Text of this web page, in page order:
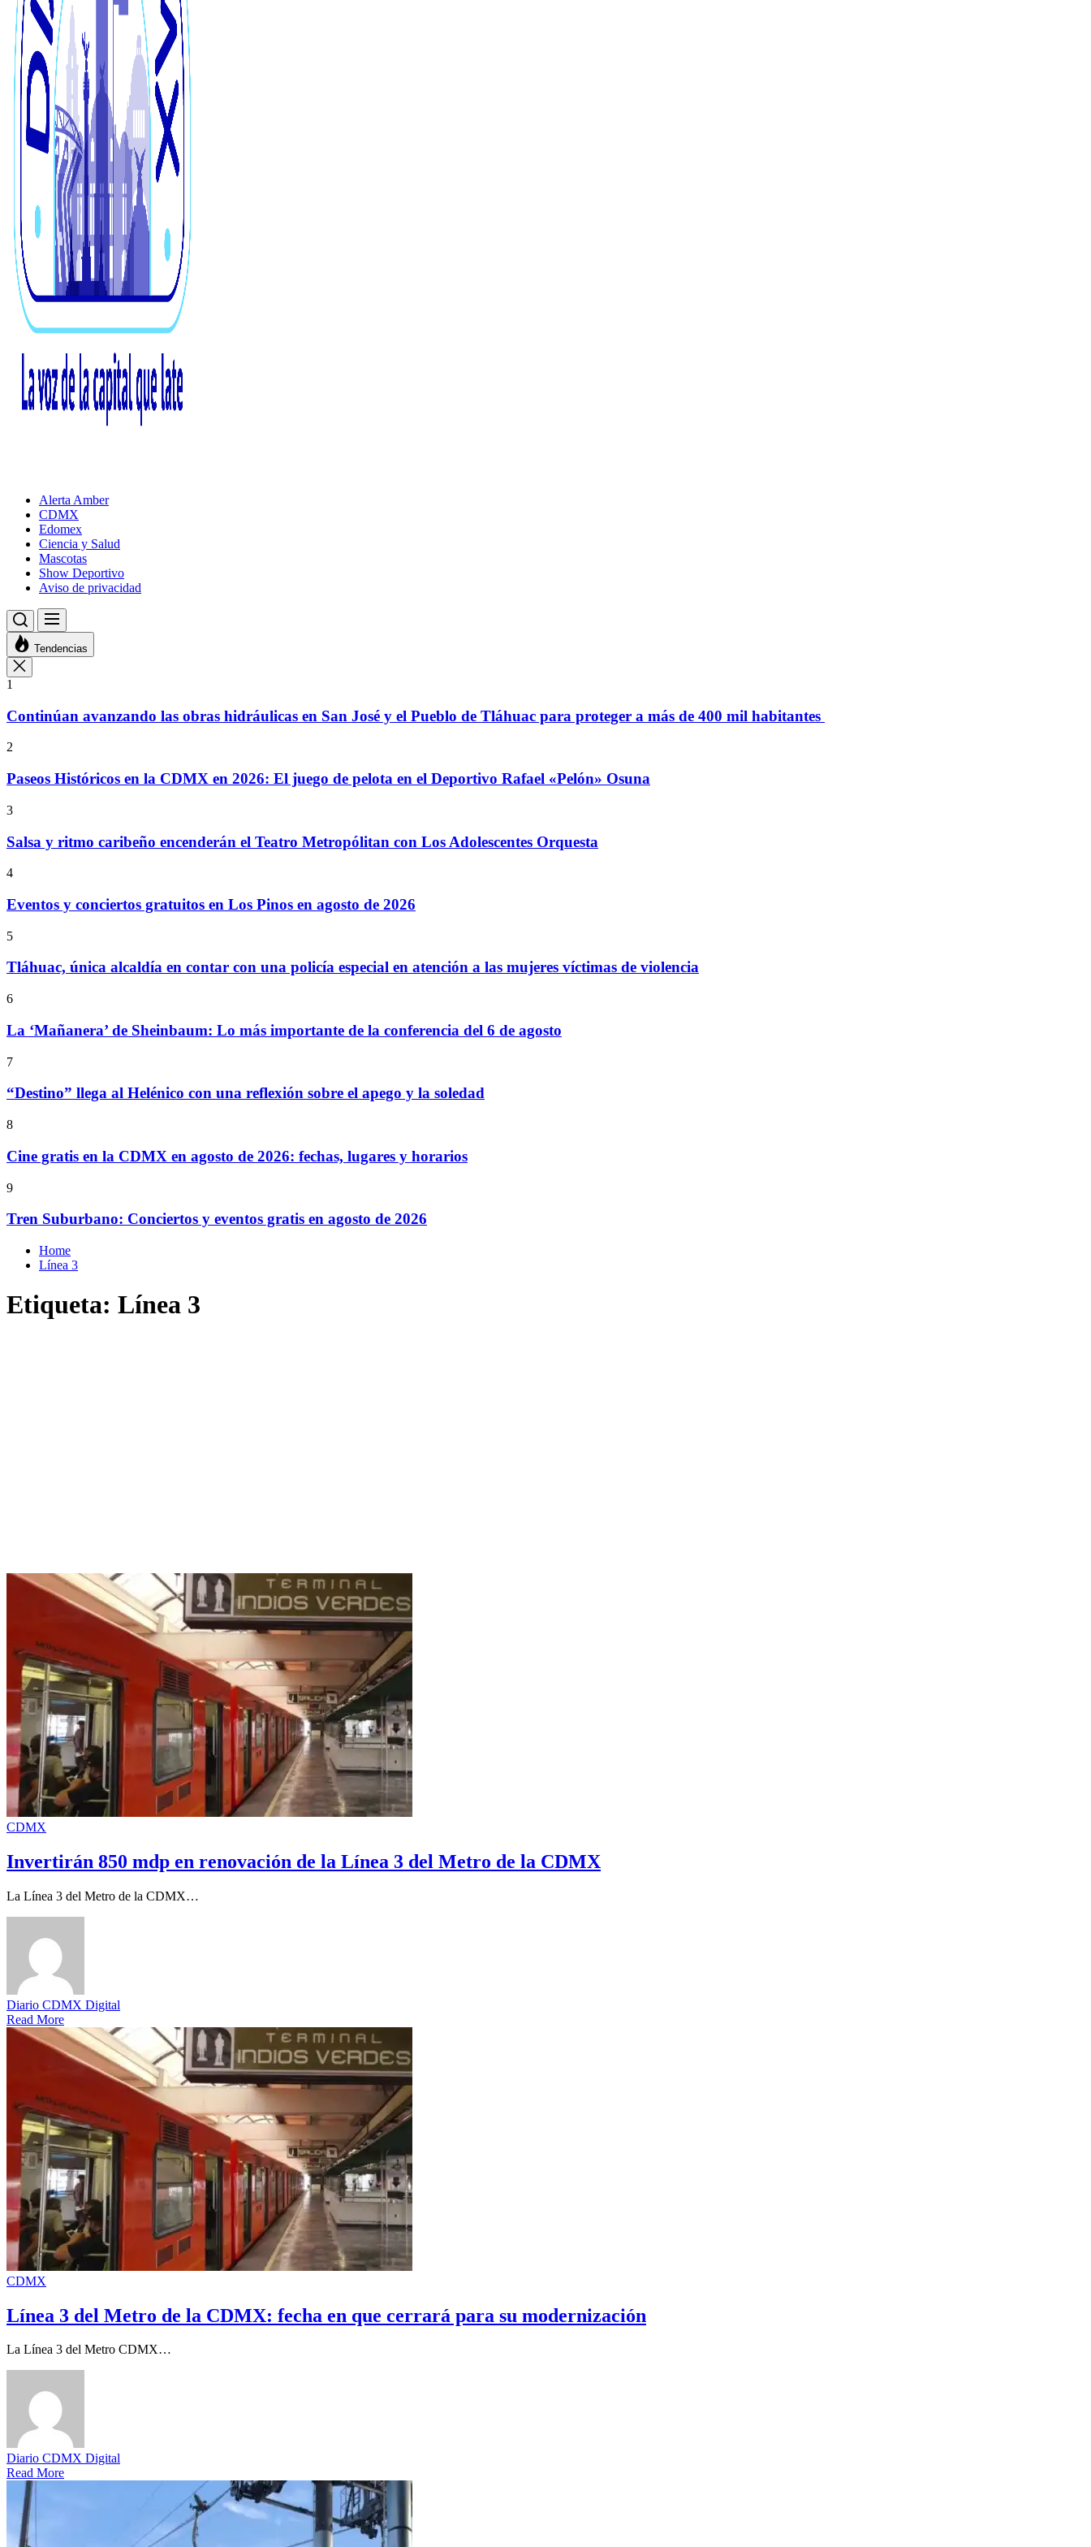
Alerta Amber
CDMX
Edomex
Ciencia y Salud
Mascotas
Show Deportivo
Aviso de privacidad
Tendencias
1
Continúan avanzando las obras hidráulicas en San José y el Pueblo de Tláhuac para proteger a más de 400 mil habitantes
2
Paseos Históricos en la CDMX en 2026: El juego de pelota en el Deportivo Rafael «Pelón» Osuna
3
Salsa y ritmo caribeño encenderán el Teatro Metropólitan con Los Adolescentes Orquesta
4
Eventos y conciertos gratuitos en Los Pinos en agosto de 2026
5
Tláhuac, única alcaldía en contar con una policía especial en atención a las mujeres víctimas de violencia
6
La ‘Mañanera’ de Sheinbaum: Lo más importante de la conferencia del 6 de agosto
7
“Destino” llega al Helénico con una reflexión sobre el apego y la soledad
8
Cine gratis en la CDMX en agosto de 2026: fechas, lugares y horarios
9
Tren Suburbano: Conciertos y eventos gratis en agosto de 2026
Home
Línea 3
Etiqueta: Línea 3
CDMX
Invertirán 850 mdp en renovación de la Línea 3 del Metro de la CDMX
La Línea 3 del Metro de la CDMX…
Diario CDMX Digital
Read More
CDMX
Línea 3 del Metro de la CDMX: fecha en que cerrará para su modernización
La Línea 3 del Metro CDMX…
Diario CDMX Digital
Read More